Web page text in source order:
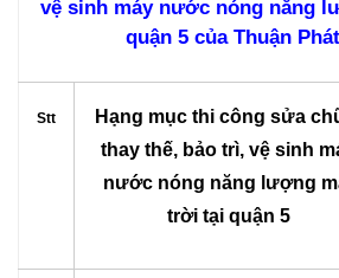
vệ sinh máy nước nóng năng
quận 5 của Thuận
Stt
Hạng mục thi công sửa
thay thế, bảo trì, vệ sinh
nước nóng năng lượng
trời tại quận 5